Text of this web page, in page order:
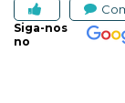
Siga-nos
no